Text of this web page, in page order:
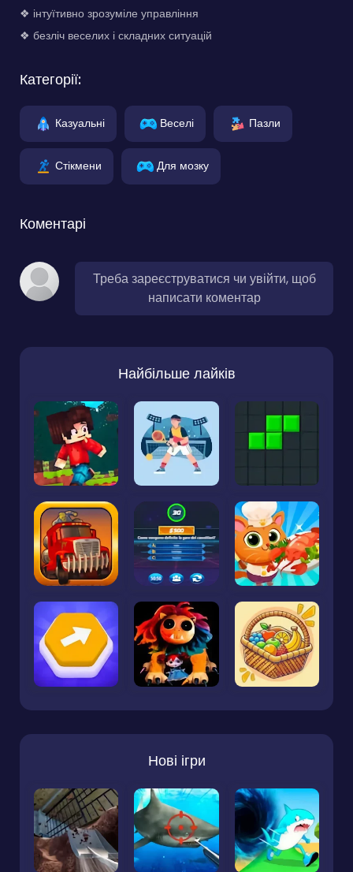
❖ інтуїтивно зрозуміле управління
❖ безліч веселих і складних ситуацій
Категорії:
Казуальні Веселі Пазли
Стікмени Для мозку
Коментарі
Треба зареєструватися чи увійти, щоб
написати коментар
Найбільше лайків
Нові ігри